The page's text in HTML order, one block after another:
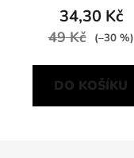
34,30 Kč
49 Kč (–30 %)
DO KOŠÍKU